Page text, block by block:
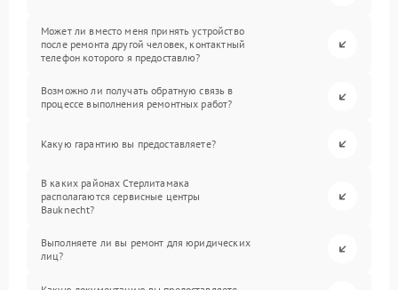
Может ли вместо меня принять устройство
после ремонта другой человек, контактный
телефон которого я предоставлю?
Возможно ли получать обратную связь в
процессе выполнения ремонтных работ?
Какую гарантию вы предоставляете?
В каких районах Стерлитамака
располагаются сервисные центры
Bauknecht?
Выполняете ли вы ремонт для юридических
лиц?